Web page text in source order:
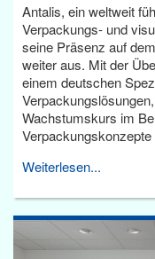
Antalis, ein weltweit
Verpackungs- und
seine Präsenz auf
weiter aus. Mit der
einem deutschen
Wachstumskurs im
Weiterlesen...